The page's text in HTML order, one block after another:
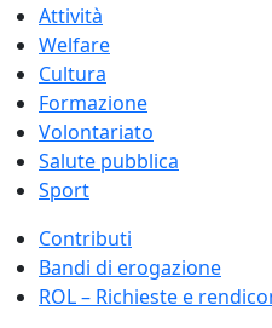
Attività
Welfare
Cultura
Formazione
Volontariato
Salute pubblica
Sport
Contributi
Bandi di erogazione
ROL – Richieste e